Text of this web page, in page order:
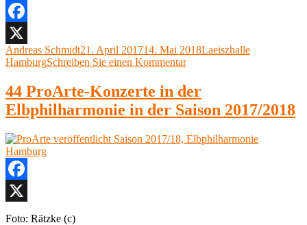
Kleiner
Saal“
Facebook
X
Autor
Andreas SchmidtVeröffentlicht
am
21. April 201714. Mai 2018Kategorien
Laeiszhalle
HamburgSchreiben Sie einen Kommentarzu
Hamasyan,
Piano,
Laeiszhalle
Kleiner
Saal
44 ProArte-Konzerte in der
Elbphilharmonie in der Saison 2017/2018
Facebook
X
Foto: Rätzke (c)